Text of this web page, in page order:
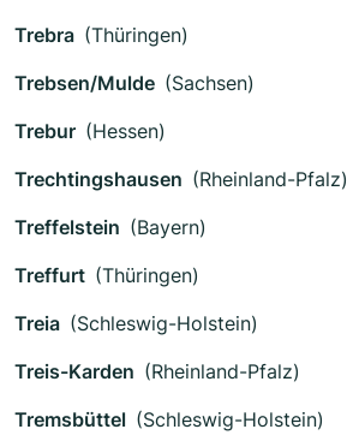
Trebra (Thüringen)
Trebsen/Mulde (Sachsen)
Trebur (Hessen)
Trechtingshausen (Rheinland-Pfalz)
Treffelstein (Bayern)
Treffurt (Thüringen)
Treia (Schleswig-Holstein)
Treis-Karden (Rheinland-Pfalz)
Tremsbüttel (Schleswig-Holstein)